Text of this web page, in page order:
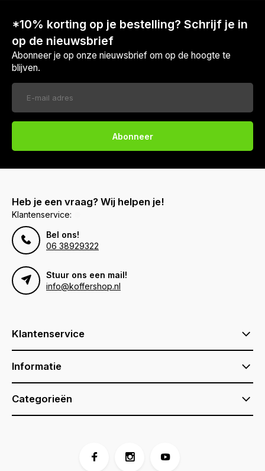
*10% korting op je bestelling? Schrijf je in
op de nieuwsbrief
Abonneer je op onze nieuwsbrief om op de hoogte te
blijven.
Abonneer
Heb je een vraag? Wij helpen je!
Klantenservice:
Bel ons!
06 38929322
Stuur ons een mail!
info@koffershop.nl
Klantenservice
Informatie
Categorieën